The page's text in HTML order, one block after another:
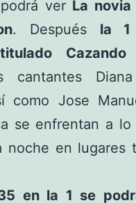
ver La
. Después la 1
Cazando
cantantes
como Jose
se enfrentan a lo
noche en lugares
en la 1 se